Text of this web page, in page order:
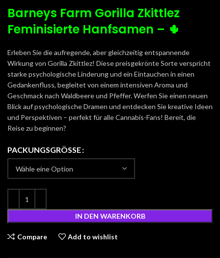
Barneys Farm Gorilla Zkittlez
Feminisierte Hanfsamen – 🌵
Erleben Sie die aufregende, aber gleichzeitig entspannende
Wirkung von Gorilla Zkittlez! Diese preisgekrönte Sorte verspricht
starke psychologische Linderung und ein Eintauchen in einen
Gedankenfluss, begleitet von einem intensiven Aroma und
Geschmack nach Waldbeere und Pfeffer. Werfen Sie einen neuen
Blick auf psychologische Dramen und entdecken Sie kreative Ideen
und Perspektiven – perfekt für alle Cannabis-Fans! Bereit, die
Reise zu beginnen?
PACKUNGSGRÖSSE
IN DEN WARENKORB
Compare Add to wishlist